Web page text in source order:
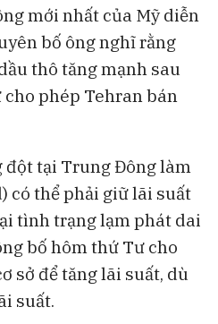
mới nhất của Mỹ diễn
bố ông nghĩ rằng
thô tăng mạnh sau
phép Tehran bán
đột tại Trung Đông làm
có thể phải giữ lãi suất
tình trạng lạm phát dai
bố hôm thứ Tư cho
sở để tăng lãi suất, dù
suất.
Bloomberg Television
Đồng yen suy yếu thúc đẩy người
Nhật đổ tiền vào trang sức